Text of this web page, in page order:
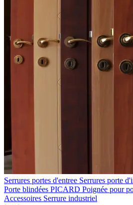
Serrures portes d'entree Serrures porte
Porte blindées PICARD Poignée pour
Accessoires Serrure industriel